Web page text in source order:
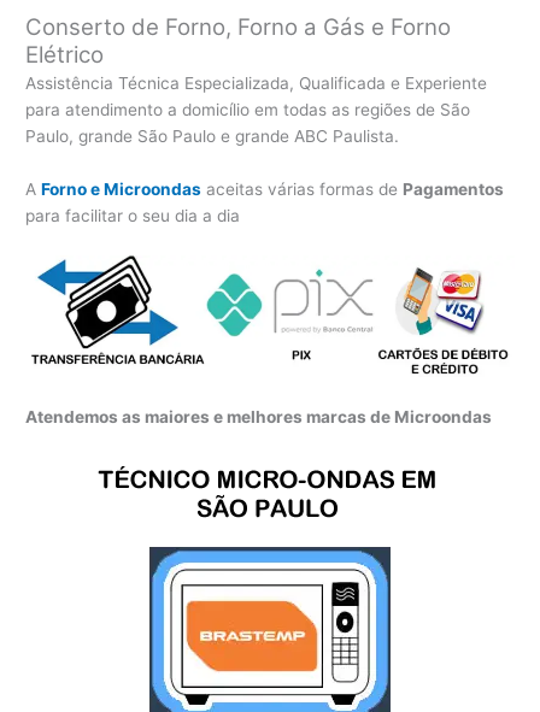
Conserto de Forno, Forno a Gás e Forno
Elétrico
Assistência Técnica Especializada, Qualificada e Experiente
para atendimento a domicílio em todas as regiões de São
Paulo, grande São Paulo e grande ABC Paulista.
AForno e Microondas aceitas várias formas de Pagamentos
para facilitar o seu dia a dia
Atendemos as maiores e melhores marcas de Microondas